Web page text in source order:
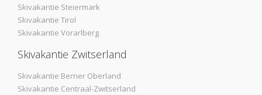
Skivakantie Steiermark
Skivakantie Tirol
Skivakantie Vorarlberg
Skivakantie Zwitserland
Skivakantie Berner Oberland
Skivakantie Centraal-Zwitserland